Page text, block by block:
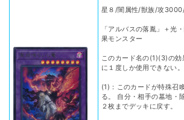
星８/闇属性/獣族/攻
「アルバスの落胤」＋光
果モンスター
このカード名の(1)(3)の効
に１度しか使用できない。
(1)：このカードが特殊召
る。 自分・相手の墓地・
２枚までデッキに戻す。